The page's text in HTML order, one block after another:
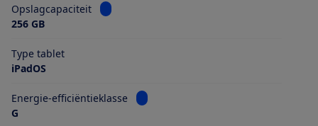
Opslagcapaciteit
Bekijk informatie voor Opslagcapaciteit
256 GB
Type tablet
iPadOS
Energie-efficiëntieklasse
Bekijk informatie voor Energie-
G